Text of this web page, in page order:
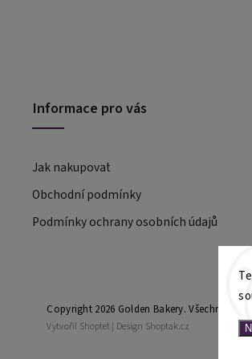
Informace pro vás
Jak nakupovat
Obchodní podmínky
Podmínky ochrany osobních údajů
Copyright 2026 Golden Bakery. Všechna
Vytvořil Shoptet | Design Shoptak.cz